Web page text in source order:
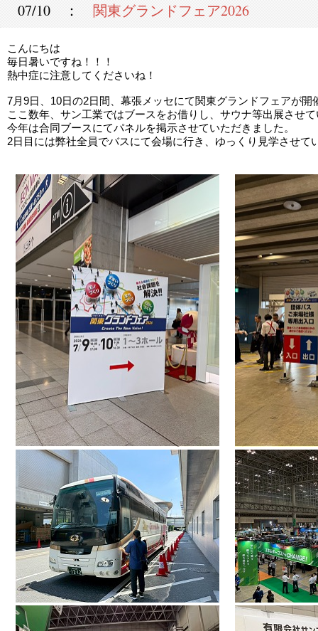
07/10 ： 関東グランドフェア2026
こんにちは
毎日暑いですね！！！
熱中症に注意してくださいね！
7月9日、10日の2日間、幕張メッセにて関東グランドフェアが開
ここ数年、サン工業ではブースをお借りし、サウナ等出展させ
今年は合同ブースにてパネルを掲示させていただきました。
2日目には弊社全員でバスにて会場に行き、ゆっくり見学させて